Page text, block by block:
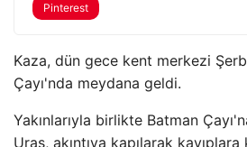
Pinterest
Kaza, dün gece kent merkezi
Çayı'nda meydana geldi.
Yakınlarıyla birlikte Batman
Uras, akıntıya kapılarak